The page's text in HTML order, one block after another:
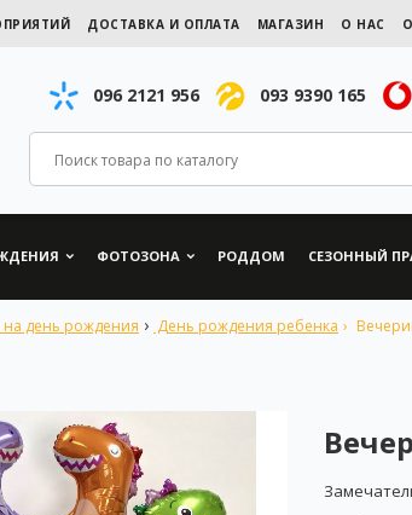
ДОСТАВКА И ОПЛАТА МАГАЗИН О НАС
096 2121 956 093 9390 165
ФОТОЗОНА РОДДОМ СЕЗОННЫЙ
день рождения День рождения ребенка